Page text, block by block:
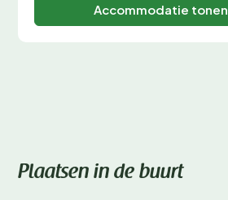
Accommodatie tonen
Plaatsen in de buurt